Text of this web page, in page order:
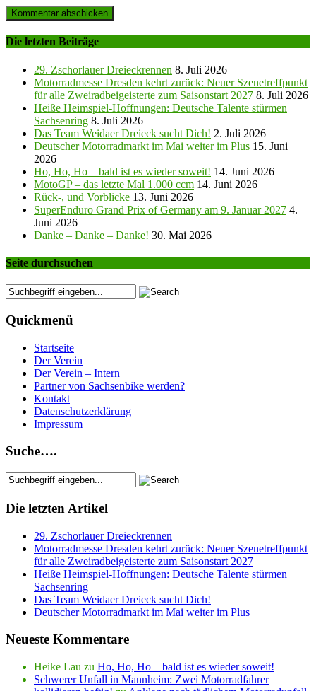
Die letzten Beiträge
29. Zschorlauer Dreieckrennen 8. Juli 2026
Motorradmesse Dresden kehrt zurück: Neuer Szenetreffpunkt
für alle Zweiradbeigeisterte zum Saisonstart 2027 8. Juli 2026
Heiße Heimspiel-Hoffnungen: Deutsche Talente stürmen
Sachsenring 8. Juli 2026
Das Team Weidaer Dreieck sucht Dich! 2. Juli 2026
Deutscher Motorradmarkt im Mai weiter im Plus 15. Juni
2026
Ho, Ho, Ho – bald ist es wieder soweit! 14. Juni 2026
MotoGP – das letzte Mal 1.000 ccm 14. Juni 2026
Rück-, und Vorblicke 13. Juni 2026
SuperEnduro Grand Prix of Germany am 9. Januar 2027 4.
Juni 2026
Danke – Danke – Danke! 30. Mai 2026
Seite durchsuchen
Quickmenü
Startseite
Der Verein
Der Verein – Intern
Partner von Sachsenbike werden?
Kontakt
Datenschutzerklärung
Impressum
Suche….
Die letzten Artikel
29. Zschorlauer Dreieckrennen
Motorradmesse Dresden kehrt zurück: Neuer Szenetreffpunkt
für alle Zweiradbeigeisterte zum Saisonstart 2027
Heiße Heimspiel-Hoffnungen: Deutsche Talente stürmen
Sachsenring
Das Team Weidaer Dreieck sucht Dich!
Deutscher Motorradmarkt im Mai weiter im Plus
Neueste Kommentare
Heike Lau zu Ho, Ho, Ho – bald ist es wieder soweit!
Schwerer Unfall in Mannheim: Zwei Motorradfahrer